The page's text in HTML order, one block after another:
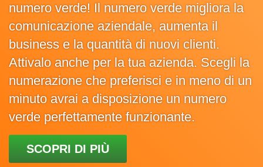
numero verde! Il numero verde migliora la
comunicazione aziendale, aumenta il
business e la quantità di nuovi clienti.
Attivalo anche per la tua azienda. Scegli la
numerazione che preferisci e in meno di un
minuto avrai a disposizione un numero
verde perfettamente funzionante.
SCOPRI DI PIÙ